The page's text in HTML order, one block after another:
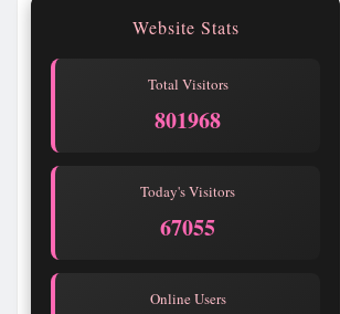
Website Stats
Total Visitors
801968
Today's Visitors
67055
Online Users